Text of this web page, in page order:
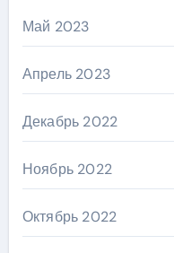
Май 2023
Апрель 2023
Декабрь 2022
Ноябрь 2022
Октябрь 2022